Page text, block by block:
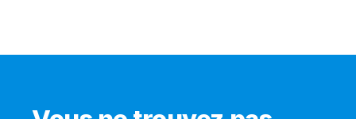
détaille comment résoudre ce